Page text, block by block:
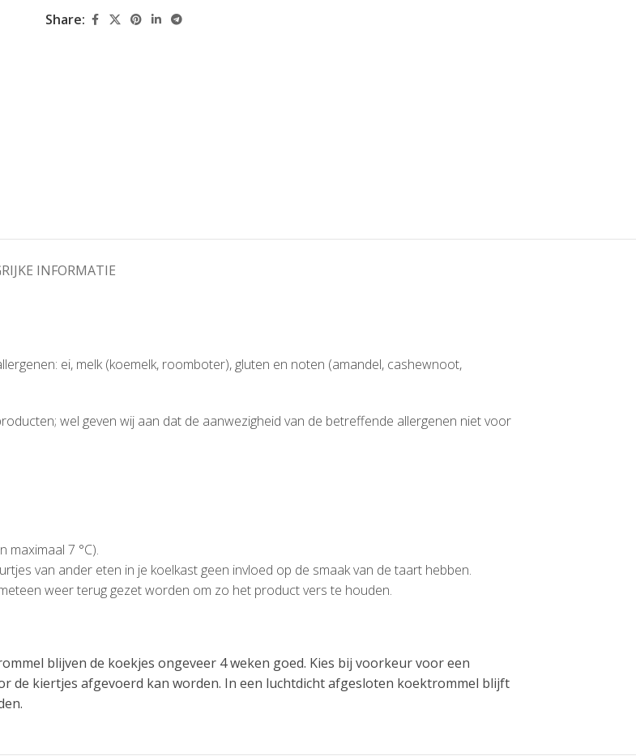
Share:
INFORMATIE
ei, melk (koemelk, roomboter), gluten en noten (amandel, cashewnoot,
wel geven wij aan dat de aanwezigheid van de betreffende allergenen niet voor
maximaal 7 °C).
van ander eten in je koelkast geen invloed op de smaak van de taart hebben.
weer terug gezet worden om zo het product vers te houden.
blijven de koekjes ongeveer 4 weken goed. Kies bij voorkeur voor een
de kiertjes afgevoerd kan worden. In een luchtdicht afgesloten koektrommel blijft